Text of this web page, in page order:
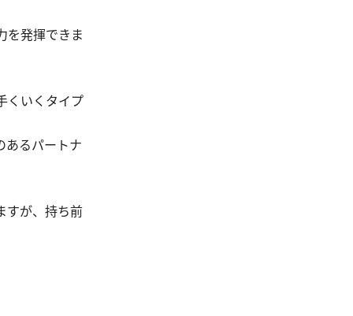
を発揮できま
くいくタイプ
あるパートナ
すが、持ち前